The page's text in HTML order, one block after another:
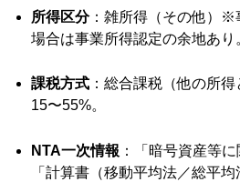
所得区分：雑所得（その他）※
場合は事業所得認定の余地あり
課税方式 ：総合課税（他の所
15〜55%。
NTA一次情報 ：「暗号資産等
「計算書（移動平均法／総平均